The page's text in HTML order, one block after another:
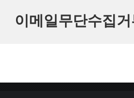
이메일무단수집거